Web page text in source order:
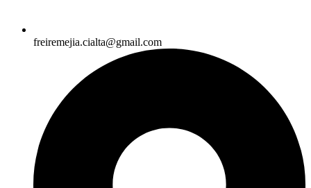
freiremejia.cialta@gmail.com